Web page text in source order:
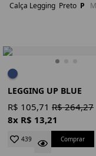
Calça Legging Preto P M
LEGGING UP BLUE
R$ 105,71 R$ 264,27
8x R$ 13,21
439 Comprar